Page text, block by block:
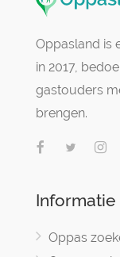
Oppasland is
in 2017,
gastouders
brengen.
Informatie
Oppas